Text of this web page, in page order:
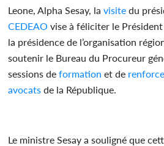
Leone, Alpha Sesay, la visite du
CEDEAO vise à féliciter le
la présidence de l’organisation
soutenir le Bureau du Procureur
sessions de formation et de
avocats de la République.
Le ministre Sesay a souligné que